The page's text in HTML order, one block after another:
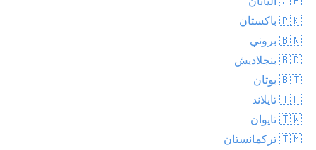
🇵🇰 باكستان
🇧🇳 بروني
🇧🇩 بنجلاديش
🇧🇹 بوتان
🇹🇭 تايلاند
🇹🇼 تايوان
🇹🇲 تركمانستان